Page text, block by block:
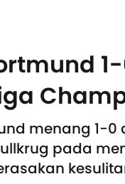
menang 1-
pada